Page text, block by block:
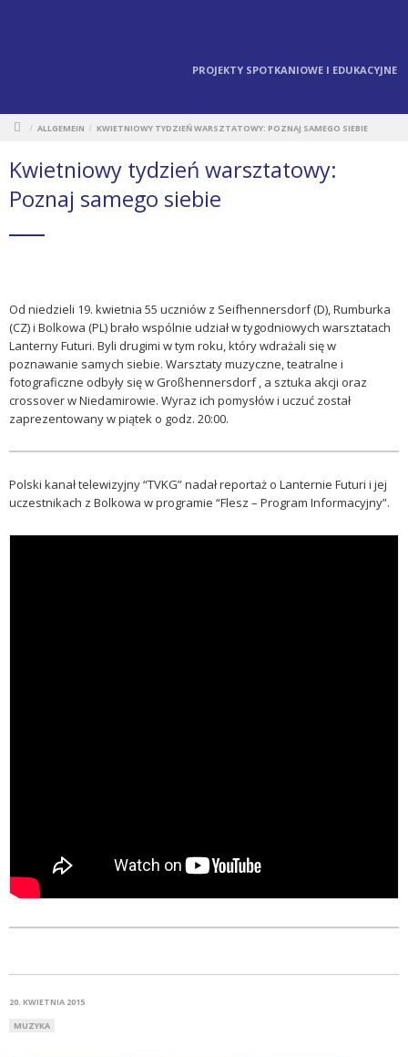
PROJEKTY SPOTKANIOWE I EDUKACYJNE
/ ALLGEMEIN / KWIETNIOWY TYDZIEŃ WARSZTATOWY: POZNAJ SAMEGO SIEBIE
Kwietniowy tydzień warsztatowy:
Poznaj samego siebie
Od niedzieli 19. kwietnia 55 uczniów z Seifhennersdorf (D), Rumburka
(CZ) i Bolkowa (PL) brało wspólnie udział w tygodniowych warsztatach
Lanterny Futuri. Byli drugimi w tym roku, który wdrażali sięw
poznawanie samych siebie. Warsztaty muzyczne, teatralne i
fotograficzne odbyły się w Großhennersdorf , a sztuka akcji oraz
crossover w Niedamirowie. Wyraz ich pomysłów i uczuć został
zaprezentowany w piątek o godz. 20:00.
Polski kanał telewizyjny “TVKG” nadał reportaż o Lanternie Futuri i jej
uczestnikach z Bolkowa w programie “Flesz – Program Informacyjny”.
20. KWIETNIA 2015
MUZYKA